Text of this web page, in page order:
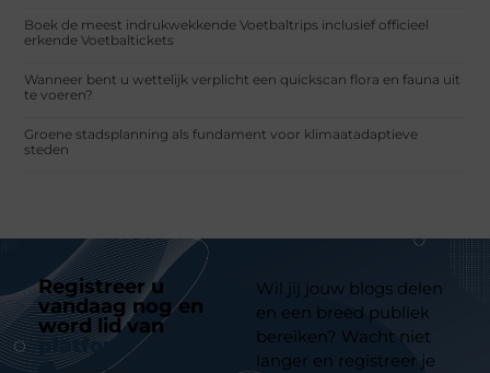
Boek de meest indrukwekkende Voetbaltrips inclusief officieel
erkende Voetbaltickets
Wanneer bent u wettelijk verplicht een quickscan flora en fauna uit
te voeren?
Groene stadsplanning als fundament voor klimaatadaptieve
steden
Registreer u
vandaag nog en
word lid van
platform
Wil jij jouw blogs delen
en een breed publiek
bereiken? Wacht niet
langer en registreer je